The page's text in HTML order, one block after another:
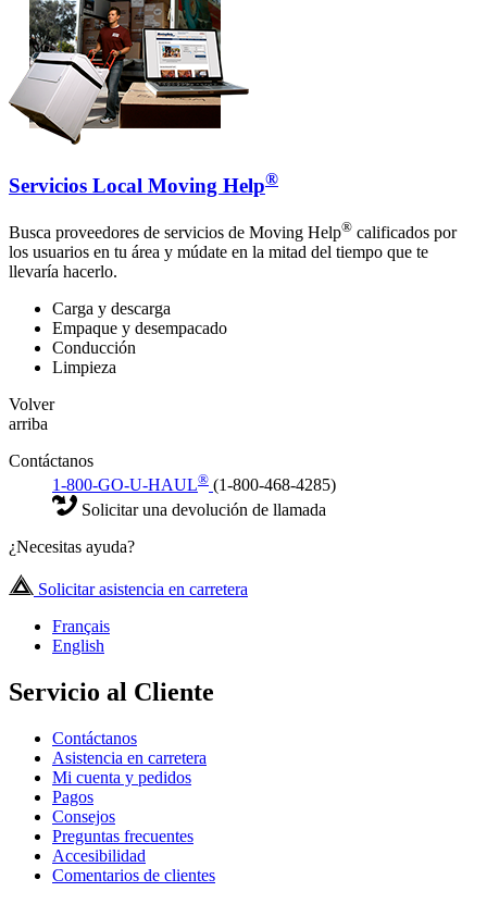
Servicios Local Moving Help®
Busca proveedores de servicios de Moving Help® calificados por
los usuarios en tu área y múdate en la mitad del tiempo que te
llevaría hacerlo.
Carga y descarga
Empaque y desempacado
Conducción
Limpieza
Volver
arriba
Contáctanos
1-800-GO-U-HAUL® (1-800-468-4285)
Solicitar una devolución de llamada
¿Necesitas ayuda?
Solicitar asistencia en carretera
Français
English
Servicio al Cliente
Contáctanos
Asistencia en carretera
Mi cuenta y pedidos
Pagos
Consejos
Preguntas frecuentes
Accesibilidad
Comentarios de clientes